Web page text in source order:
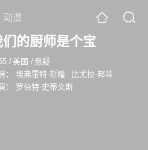
动漫
们的厨师是个宝
/ 美国 / 悬疑
：
埃弗雷特·斯隆
比尤拉·邦蒂
：
罗伯特·史蒂文斯